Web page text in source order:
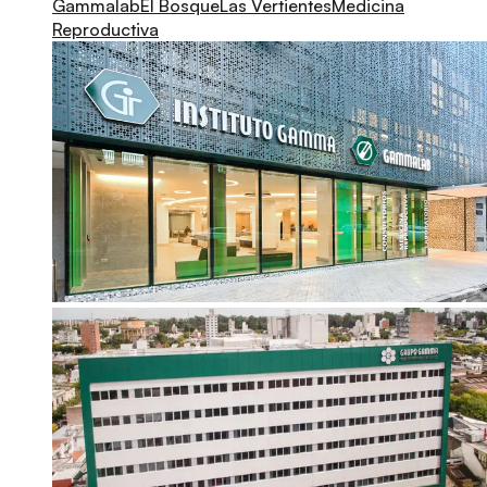
GammalabEl BosqueLas VertientesMedicina
Reproductiva